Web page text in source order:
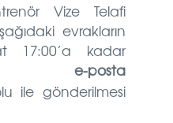
Vize Telafi
evrakların
17:00’a kadar
e-posta
ile gönderilmesi